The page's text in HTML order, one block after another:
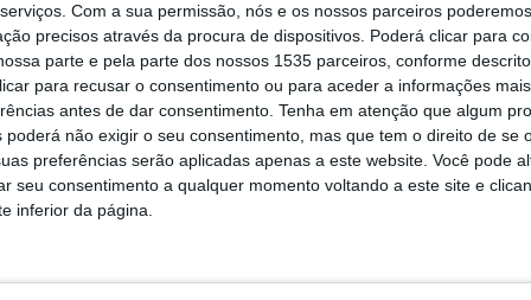
Com a sua permissão, nós e os nossos parceiros
precisos através da procura de dispositivos. Poderá clicar para
parte e pela parte dos nossos 1535 parceiros, conforme
para recusar o consentimento ou para aceder a informações
antes de dar consentimento. Tenha em atenção que algum
poderá não exigir o seu consentimento, mas que tem o direito de se
preferências serão aplicadas apenas a este website. Você pode
seu consentimento a qualquer momento voltando a este site e
inferior da página.
culturais arrojados e de referência mundial,
ligação entre tradição e inovação. A cultura não é
um setor estratégico com enorme potencial
a perseverança de todos os que ao longo dos
à cultura deste território, afirmando Idanha-
referência a nível internacional.
6